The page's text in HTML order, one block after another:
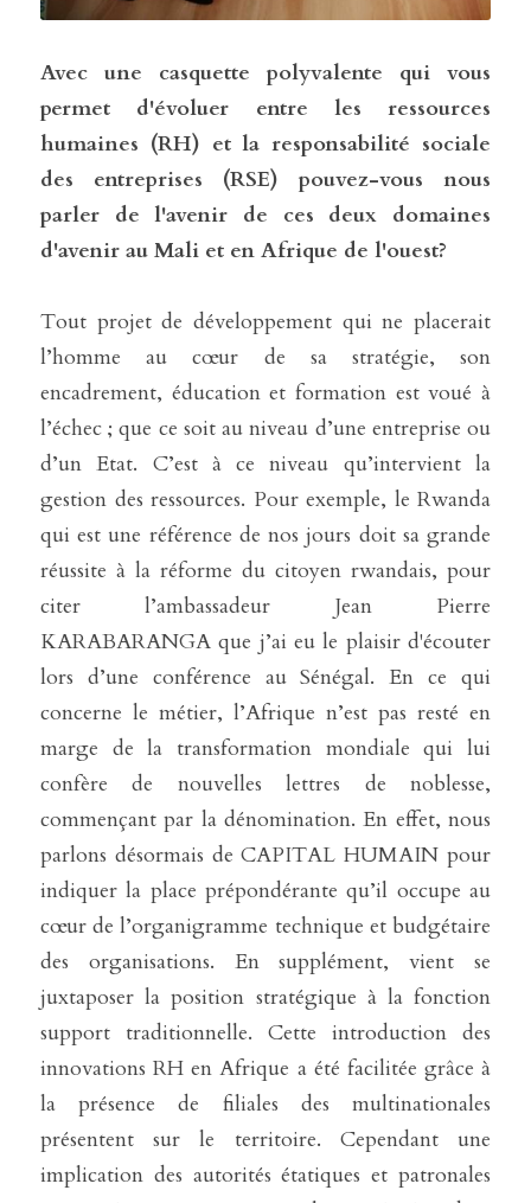
Avec une casquette polyvalente qui vous
permet d'évoluer entre les ressources
humaines (RH) et la responsabilité sociale
des entreprises (RSE) pouvez-vous nous
parler de l'avenir de ces deux domaines
d'avenir au Mali et en Afrique de l'ouest?
Tout projet de développement qui ne placerait
l’homme au cœur de sa stratégie, son
encadrement, éducation et formation est voué à
l’échec ; que ce soit au niveau d’une entreprise ou
d’un Etat. C’est à ce niveau qu’intervient la
gestion des ressources. Pour exemple, le Rwanda
qui est une référence de nos jours doit sa grande
réussite à la réforme du citoyen rwandais, pour
citer l’ambassadeur Jean Pierre
KARABARANGA que j’ai eu le plaisir d'écouter
lors d’une conférence au Sénégal. En ce qui
concerne le métier, l’Afrique n’est pas resté en
marge de la transformation mondiale qui lui
confère de nouvelles lettres de noblesse,
commençant par la dénomination. En effet, nous
parlons désormais de CAPITAL HUMAIN pour
indiquer la place prépondérante qu’il occupe au
cœur de l’organigramme technique et budgétaire
des organisations. En supplément, vient se
juxtaposer la position stratégique à la fonction
support traditionnelle. Cette introduction des
innovations RH en Afrique a été facilitée grâce à
la présence de filiales des multinationales
présentent sur le territoire. Cependant une
implication des autorités étatiques et patronales